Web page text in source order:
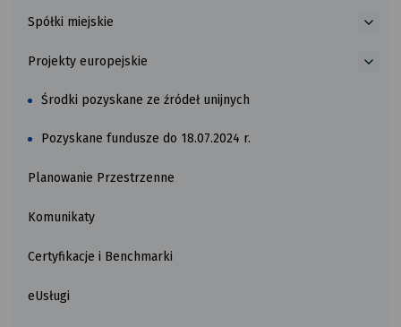
Spółki miejskie
Projekty europejskie
Środki pozyskane ze źródeł unijnych
Pozyskane fundusze do 18.07.2024 r.
Planowanie Przestrzenne
Komunikaty
Certyfikacje i Benchmarki
eUsługi